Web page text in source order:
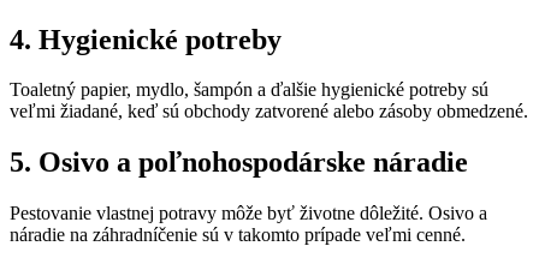
4. Hygienické potreby
Toaletný papier, mydlo, šampón a ďalšie hygienické potreby sú
veľmi žiadané, keď sú obchody zatvorené alebo zásoby obmedzené.
5. Osivo a poľnohospodárske náradie
Pestovanie vlastnej potravy môže byť životne dôležité. Osivo a
náradie na záhradníčenie sú v takomto prípade veľmi cenné.